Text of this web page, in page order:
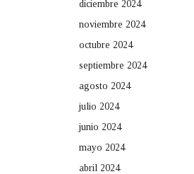
diciembre 2024
noviembre 2024
octubre 2024
septiembre 2024
agosto 2024
julio 2024
junio 2024
mayo 2024
abril 2024